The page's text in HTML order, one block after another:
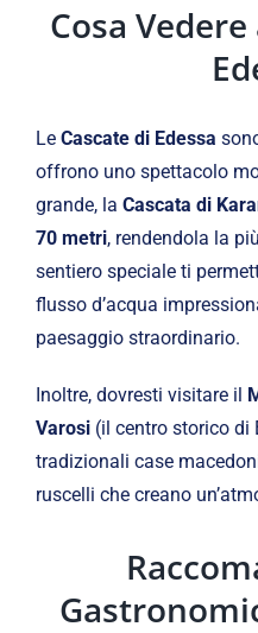
Cosa
Le Cascate di Edessa
offrono uno spettacolo
grande, la Cascata di
70 metri, rendendola la
sentiero speciale ti
flusso d’acqua
paesaggio straordinario.
Inoltre, dovresti visitare il
Varosi(il centro storico di
tradizionali case
ruscelli che creano